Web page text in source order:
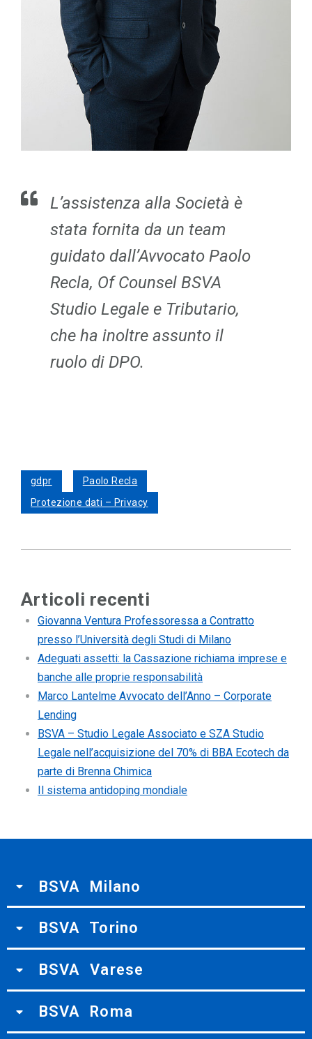
L’assistenza alla Società è
stata fornita da un team
guidato dall’Avvocato Paolo
Recla, Of Counsel BSVA
Studio Legale e Tributario,
che ha inoltre assunto il
ruolo di DPO.
gdpr
Paolo Recla
Protezione dati – Privacy
Articoli recenti
Giovanna Ventura Professoressa a Contratto
presso l’Università degli Studi di Milano
Adeguati assetti: la Cassazione richiama imprese e
banche alle proprie responsabilità
Marco Lantelme Avvocato dell’Anno – Corporate
Lending
BSVA – Studio Legale Associato e SZA Studio
Legale nell’acquisizione del 70% di BBA Ecotech da
parte di Brenna Chimica
Il sistema antidoping mondiale
BSVA Milano
BSVA Torino
BSVA Varese
BSVA Roma